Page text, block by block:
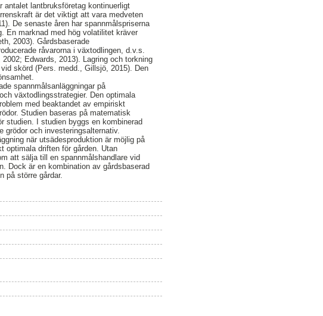
antalet lantbruksföretag kontinuerligt
är det viktigt att vara medveten
De senaste åren har spannmålspriserna
En marknad med hög volatilitet kräver
2003). Gårdsbaserade
råvarorna i växtodlingen, d.v.s.
Edwards, 2013). Lagring och torkning
skörd (Pers. medd., Gillsjö, 2015). Den
spannmålsanläggningar på
växtodlingsstrategier. Den optimala
med beaktandet av empiriskt
Studien baseras på matematisk
studien. I studien byggs en kombinerad
grödor och investeringsalternativ.
när utsädesproduktion är möjlig på
optimala driften för gården. Utan
att sälja till en spannmålshandlare vid
Dock är en kombination av gårdsbaserad
på större gårdar.